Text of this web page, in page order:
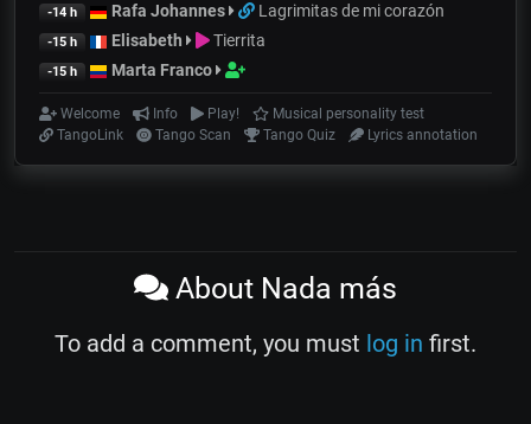
-14 h Rafa Johannes Lagrimitas de mi corazón
-15 h Elisabeth Tierrita
-15 h Marta Franco
Welcome Info Play!
Musical personality test
TangoLink
Tango Scan Tango Quiz Lyrics annotation
About Nada más
To add a comment, you must log in first.